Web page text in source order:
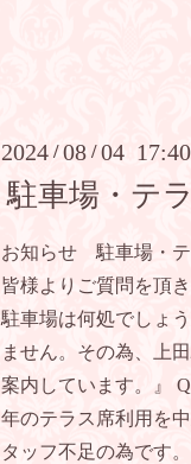
2024 /08 /04 17:40
駐車場・テ
お知らせ 駐車場・
皆様よりご質問を頂
駐車場は何処でしょ
ません。その為、上
案内しています。』
年のテラス席利用を
タッフ不足の為です